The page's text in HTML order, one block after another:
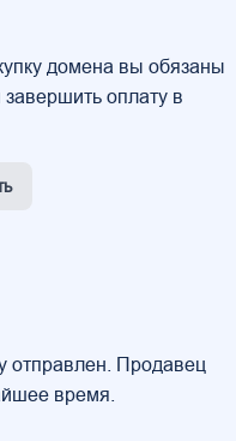
домена вы обязаны
оплату в
отправлен. Продавец
время.